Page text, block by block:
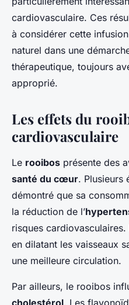
cardiovasculaire. Ces
à considérer cette
naturel dans une
thérapeutique, toujours
approprié.
Les effets du
cardiovasculaire
Le rooibos présente des
santé du cœur. Plusieurs
démontré que sa
la réduction de l’
risques
en dilatant les vaisseaux
une meilleure circulation.
Par ailleurs, le rooibos